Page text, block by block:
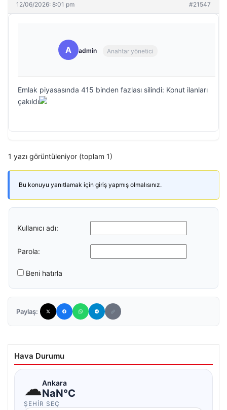
12/06/2026: 8:01 pm #21547
A admin Anahtar yönetici
Emlak piyasasında 415 binden fazlası silindi: Konut ilanları
çakıldı
1 yazı görüntüleniyor (toplam 1)
Bu konuyu yanıtlamak için giriş yapmış olmalısınız.
Kullanıcı adı:
Parola:
Beni hatırla
Paylaş:
Hava Durumu
☁Ankara
NaN°C
ŞEHIR SEÇ